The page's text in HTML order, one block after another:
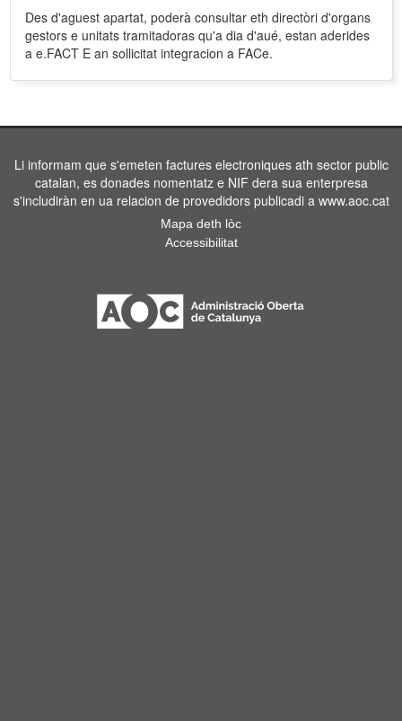
Des d'aguest apartat, poderà consultar eth directòri d'organs
gestors e unitats tramitadoras qu'a dia d'aué, estan aderides
a e.FACT E an sollicitat integracion a FACe.
Li informam que s'emeten factures electroniques ath sector public
catalan, es donades nomentatz e NIF dera sua enterpresa
s'includiràn en ua relacion de provedidors publicadi a www.aoc.cat
Mapa deth lòc
Accessibilitat